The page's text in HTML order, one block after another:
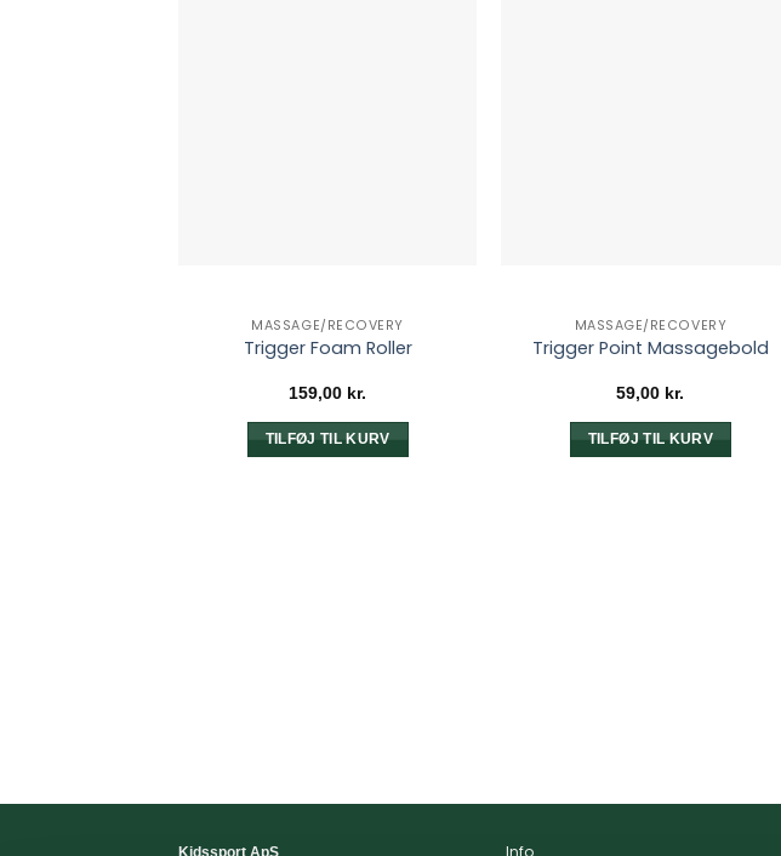
MASSAGE/RECOVERY
Trigger Foam Roller
159,00 kr.
TILFØJ TIL KURV
MASSAGE/RECOVERY
Trigger Point Massagebold
59,00 kr.
TILFØJ TIL KURV